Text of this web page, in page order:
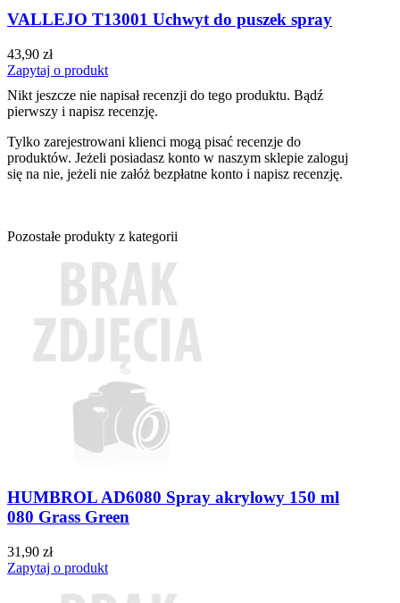
VALLEJO T13001 Uchwyt do puszek spray
43,90 zł
Zapytaj o produkt
Nikt jeszcze nie napisał recenzji do tego produktu. Bądź
pierwszy i napisz recenzję.
Tylko zarejestrowani klienci mogą pisać recenzje do
produktów. Jeżeli posiadasz konto w naszym sklepie zaloguj
się na nie, jeżeli nie załóż bezpłatne konto i napisz recenzję.
Pozostałe produkty z kategorii
HUMBROL AD6080 Spray akrylowy 150 ml
080 Grass Green
31,90 zł
Zapytaj o produkt